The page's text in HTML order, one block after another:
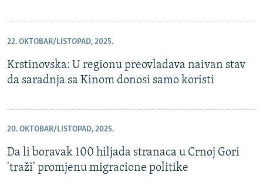
22. OKTOBAR/LISTOPAD, 2025.
Krstinovska: U regionu preovladava naivan stav
da saradnja sa Kinom donosi samo koristi
20. OKTOBAR/LISTOPAD, 2025.
Da li boravak 100 hiljada stranaca u Crnoj Gori
'traži' promjenu migracione politike